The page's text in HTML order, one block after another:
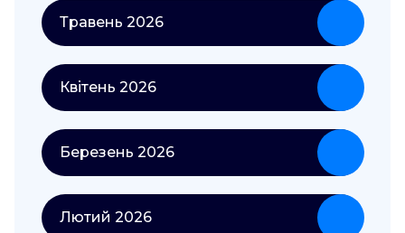
Травень 2026
Квітень 2026
Березень 2026
Лютий 2026